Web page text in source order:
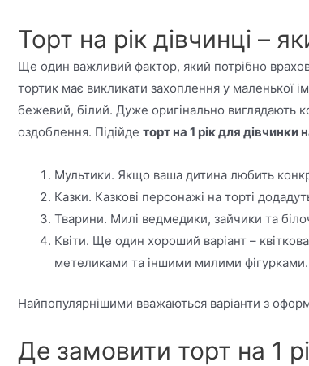
Торт на рік дівчинці –
Ще один важливий фактор, який потрібно
тортик має викликати захоплення у маленької
бежевий, білий. Дуже оригінально виглядають
оздоблення. Підійде торт на 1 рік для дівчинки
Мультики. Якщо ваша дитина любить
Казки. Казкові персонажі на торті
Тварини. Милі ведмедики, зайчики та
Квіти. Ще один хороший варіант –
метеликами та іншими милими фігурками.
Найпопулярнішими вважаються варіанти з
Де замовити торт на 1